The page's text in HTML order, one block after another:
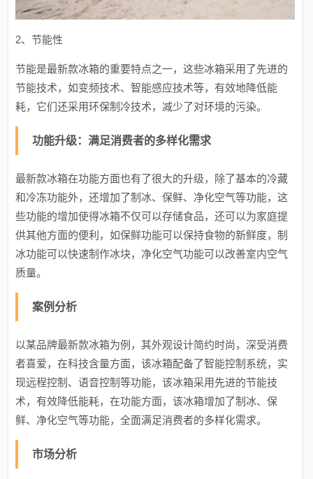
2、节能性
节能是最新款冰箱的重要特点之一，这些冰箱采用了先进的
节能技术，如变频技术、智能感应技术等，有效地降低能
耗，它们还采用环保制冷技术，减少了对环境的污染。
功能升级：满足消费者的多样化需求
最新款冰箱在功能方面也有了很大的升级，除了基本的冷藏
和冷冻功能外，还增加了制冰、保鲜、净化空气等功能，这
些功能的增加使得冰箱不仅可以存储食品，还可以为家庭提
供其他方面的便利，如保鲜功能可以保持食物的新鲜度，制
冰功能可以快速制作冰块，净化空气功能可以改善室内空气
质量。
案例分析
以某品牌最新款冰箱为例，其外观设计简约时尚，深受消费
者喜爱，在科技含量方面，该冰箱配备了智能控制系统，实
现远程控制、语音控制等功能，该冰箱采用先进的节能技
术，有效降低能耗，在功能方面，该冰箱增加了制冰、保
鲜、净化空气等功能，全面满足消费者的多样化需求。
市场分析